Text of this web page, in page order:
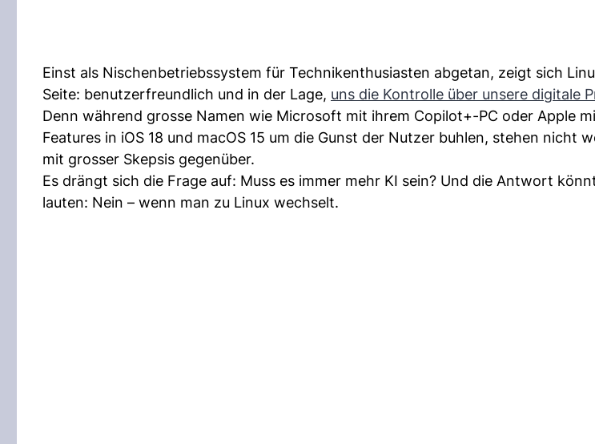
Einst als Nischenbetriebssystem für Technikenthusiasten abgetan, zeigt sich
Seite: benutzerfreundlich und in der Lage, uns die Kontrolle über unsere digitale
Denn während grosse Namen wie Microsoft mit ihrem Copilot+-PC oder Apple
Features in iOS 18 und macOS 15 um die Gunst der Nutzer buhlen, stehen nicht
mit grosser Skepsis gegenüber.
Es drängt sich die Frage auf: Muss es immer mehr KI sein? Und die Antwort
lauten: Nein – wenn man zu Linux wechselt.